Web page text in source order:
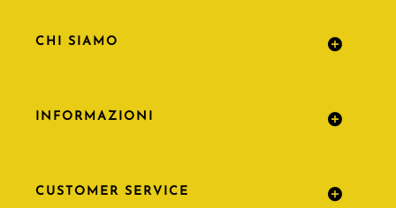
CHI SIAMO
INFORMAZIONI
CUSTOMER SERVICE